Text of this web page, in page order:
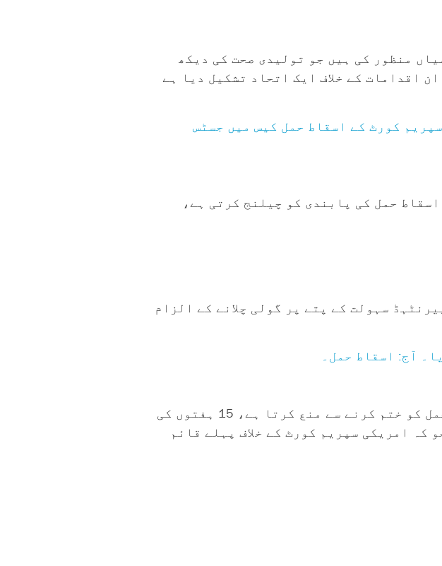
منظور کی ہیں جو تولیدی صحت کی دیکھ
میں تقریباً 40 سیاہ فام خواتین نے ان اقدامات کے خلاف ایک اتحاد تشکیل دیا ہے
کورٹ کے اسقاط حمل کیس میں جسٹس
ایک کیس کی سماعت کر رہی ہے جو ریاست کی 15 ہفتوں کی اسقاط حمل کی پابندی کو چیلنج کرتی ہے،
سہولت کے پتے پر گولی چلانے کے الزام
"ہارٹ بیٹ پروٹیکشن ایکٹ،" HB 7/SB 300، ڈاکٹروں کو حمل کے 6 ہفتوں کے بعد حمل کو ختم کرنے سے منع کرتا ہے، 15 ہفتوں کی
اپریل 2022 میں دستخط کیے تھے، جو کہ امریکی سپریم کورٹ کے خلاف پہلے قائم